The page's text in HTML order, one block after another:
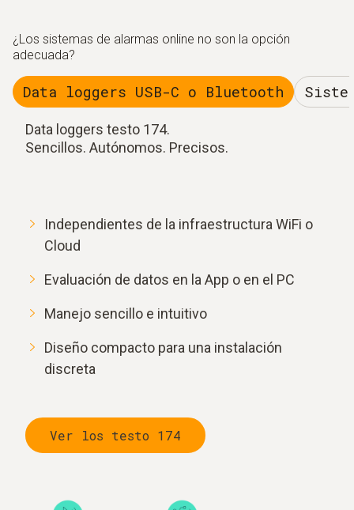
¿Los sistemas de alarmas online no son la opción
adecuada?
Data loggers USB-C o Bluetooth
Data loggers testo 174.
Sencillos. Autónomos. Precisos.
Independientes de la infraestructura WiFi o
Cloud
Evaluación de datos en la App o en el PC
Manejo sencillo e intuitivo
Diseño compacto para una instalación
discreta
Ver los testo 174